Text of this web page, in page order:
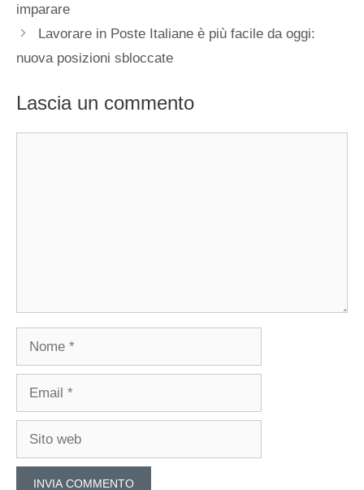
imparare
Lavorare in Poste Italiane è più facile da oggi:
nuova posizioni sbloccate
Lascia un commento
Nome
Email
Sito